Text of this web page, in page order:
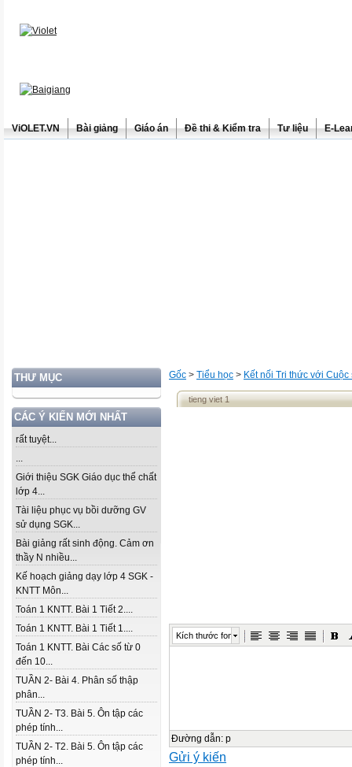
ViOLET.VN Bài giảng Giáo án Đề thi & Kiểm tra Tư liệu E-
THƯ MỤC
CÁC Ý KIẾN MỚI NHẤT
rất tuyệt...
...
Giới thiệu SGK Giáo dục thể chất
lớp 4...
Tài liệu phục vụ bồi dưỡng GV
sử dụng SGK...
Bài giảng rất sinh động. Cảm ơn
thầy N nhiều...
Kế hoạch giảng dạy lớp 4 SGK -
KNTT Môn...
Toán 1 KNTT. Bài 1 Tiết 2....
Toán 1 KNTT. Bài 1 Tiết 1....
Toán 1 KNTT. Bài Các số từ 0
đến 10...
TUẦN 2- Bài 4. Phân số thập
phân...
TUẦN 2- T3. Bài 5. Ôn tập các
phép tính...
TUẦN 2- T2. Bài 5. Ôn tập các
phép tính...
Gốc > Tiểu học > Kết nối Tri thức với Cuộc
tieng viet 1
Kích thước font
Đường dẫn: p
Gửi ý kiến